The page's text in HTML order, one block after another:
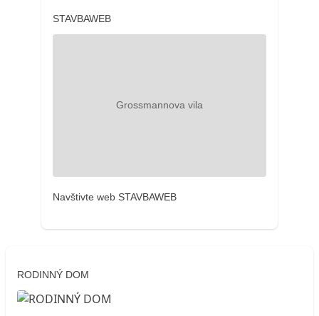
STAVBAWEB
Navštivte web STAVBAWEB
RODINNÝ DOM